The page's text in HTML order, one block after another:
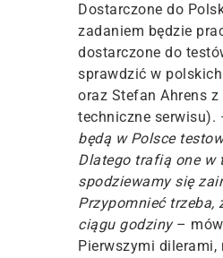
Dostarczone do
zadaniem będzie
dostarczone do
sprawdzić w
oraz Stefan Ahrens
techniczne serwisu).
będą w Polsce
Dlatego trafią one w
spodziewamy się
Przypomnieć trzeba,
ciągu godziny –
Pierwszymi dilerami,